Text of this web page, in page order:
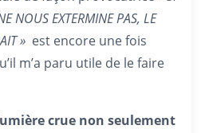
NOUS EXTERMINE PAS, LE
» est encore une fois
m’a paru utile de le faire
crue non seulement